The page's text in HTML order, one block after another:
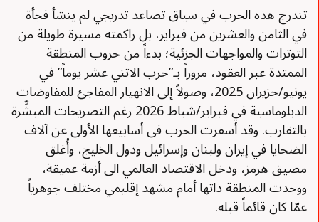
تندرج هذه الحرب في سياق تصاعد تدريجي لم ينشأ فجأة
في الثامن والعشرين من فبراير، بل راكمته مسيرة طويلة من
التوترات والمواجهات الجزئية؛ بدءاً من حروب المنطقة
الممتدة عبر العقود، مروراً بـ”حرب الاثني عشر يوماً” في
يونيو/حزيران 2025، وصولاً إلى الانهيار المفاجئ للمفاوضات
الدبلوماسية في فبراير/شباط 2026 رغم التصريحات المبشِّرة
بالتقارب. وقد أسفرت الحرب في أسابيعها الأولى عن آلاف
الضحايا في إيران ولبنان وإسرائيل ودول الخليج، وأُغلق
مضيق هرمز، ودخل الاقتصاد العالمي الى أزمة عميقة،
ووجدت المنطقة ذاتها أمام مشهد إقليمي مختلف جوهرياً
عمّا كان قائماً قبله.